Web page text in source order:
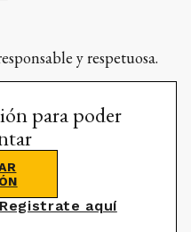
y respetuosa.
para poder
Registrate aquí